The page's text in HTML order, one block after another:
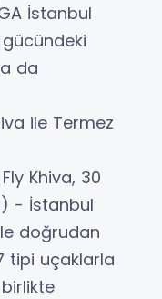
İstanbul
da
ile Termez
Khiva, 30
- İstanbul
doğrudan
tipi uçaklarla